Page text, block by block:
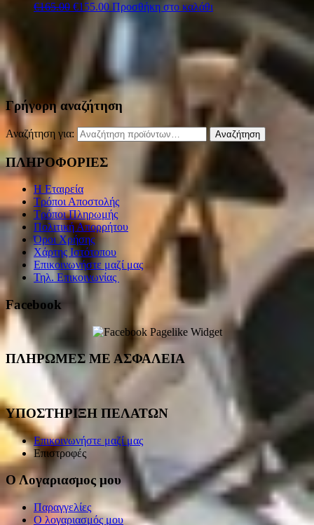
€165.00 €155.00 Προσθήκη στο καλάθι
Γρήγορη αναζήτηση
Αναζήτηση για: Αναζήτηση
ΠΛΗΡΟΦΟΡΙΕΣ
Η Εταιρεία
Τρόποι Αποστολής
Τρόποι Πληρωμής
Πολιτική Απορρήτου
Όροι Χρήσης
Χάρτης Ιστότοπου
Επικοινωνήστε μαζί μας
Τηλ. Επικοινωνίας
Facebook
ΠΛΗΡΩΜΕΣ ΜΕ ΑΣΦΑΛΕΙΑ
ΥΠΟΣΤΗΡΙΞΗ ΠΕΛΑΤΩΝ
Επικοινωνήστε μαζί μας
Επιστροφές
Ο Λογαριασμος μου
Παραγγελίες
Ο λογαριασμός μου